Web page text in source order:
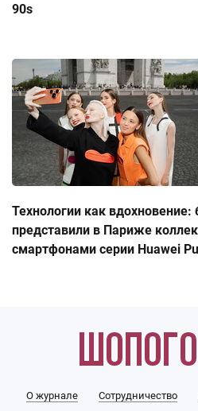
90s
Технологии как
представили в Париже
смартфонами серии Huawei
О журнале Сотрудничество